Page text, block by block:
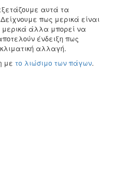
αυτά τα
πως μερικά είναι
μερικά άλλα μπορεί να
ένδειξη πως
αλλαγή.
με το λιώσιμο των πάγων.